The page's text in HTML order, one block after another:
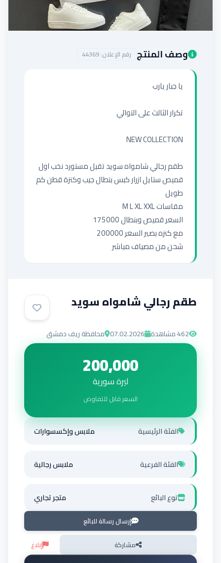
إضافة إعلان
وصف المنتج رقم الإعلان:44369
شحن من مصياف مباشر
طقم رجالي شامواه سويد
462مشاهدة 07.02.2026 محافظة ريف دمشق
200,000
ليرة سورية
السعر قابل للتفاوض
الفئة الرئيسية ملابس وإكسسوارات
الفئة الفرعية ملابس رجالية
نوع البائع متجر تجاري
إرسال رسالة للبائع
مشاركة
إبلاغ